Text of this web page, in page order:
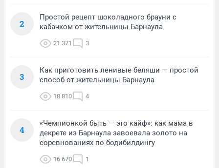
2
Простой рецепт шоколадного брауни с
кабачком от жительницы Барнаула
21 371 3
3
Как приготовить ленивые беляши — простой
способ от жительницы Барнаула
18 810 4
4
«Чемпионкой быть — это кайф»: как мама в
декрете из Барнаула завоевала золото на
соревнованиях по бодибилдингу
16 670 1